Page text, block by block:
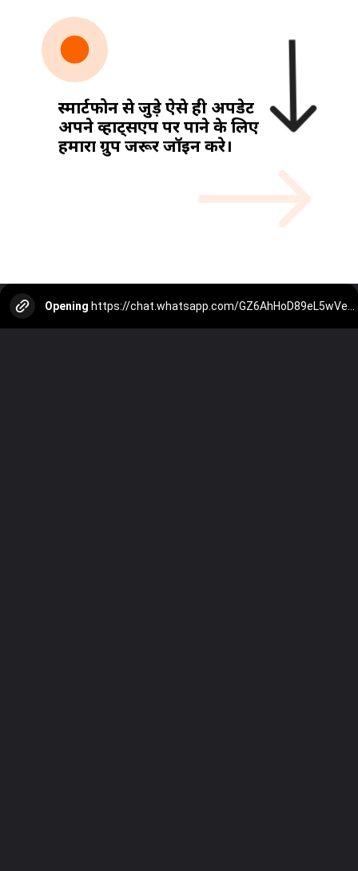
स्मार्टफोन से जुड़े ऐसे ही अपडेट
अपने व्हाट्सएप पर पाने के लिए
हमारा ग्रुप जरूर जॉइन करे।
Opening https://chat.whatsapp.com/GZ6AhHoD89eL5wVepPPkNQ